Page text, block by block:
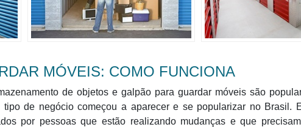
MÓVEIS: COMO FUNCIONA
de objetos e galpão para guardar móveis são
de negócio começou a aparecer e se popularizar no Brasil.
por pessoas que estão realizando mudanças e que